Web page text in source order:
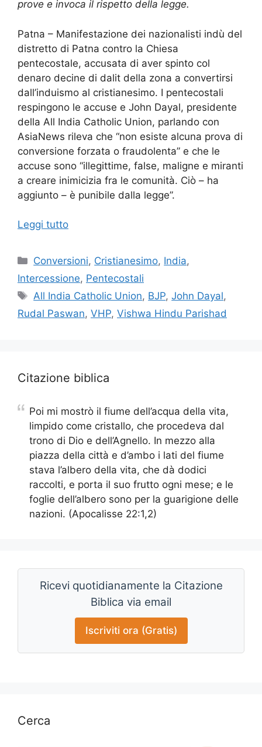
prove e invoca il rispetto della legge.
Patna – Manifestazione dei nazionalisti indù del
distretto di Patna contro la Chiesa
pentecostale, accusata di aver spinto col
denaro decine di dalit della zona a convertirsi
dall’induismo al cristianesimo. I pentecostali
respingono le accuse e John Dayal, presidente
della All India Catholic Union, parlando con
AsiaNews rileva che “non esiste alcuna prova di
conversione forzata o fraudolenta” e che le
accuse sono “illegittime, false, maligne e miranti
a creare inimicizia fra le comunità. Ciò – ha
aggiunto – è punibile dalla legge”.
Leggi tutto
Categorie
Conversioni, Cristianesimo, India,
Intercessione, Pentecostali
Tag
All India Catholic Union, BJP,John Dayal,
Rudal Paswan, VHP, Vishwa Hindu Parishad
Citazione biblica
Poi mi mostrò il fiume dell’acqua della vita,
limpido come cristallo, che procedeva dal
trono di Dio e dell’Agnello. In mezzo alla
piazza della città e d’ambo i lati del fiume
stava l’albero della vita, che dà dodici
raccolti, e porta il suo frutto ogni mese; e le
foglie dell’albero sono per la guarigione delle
nazioni. (Apocalisse 22:1,2)
Ricevi quotidianamente la Citazione
Biblica via email
Iscriviti ora (Gratis)
Cerca